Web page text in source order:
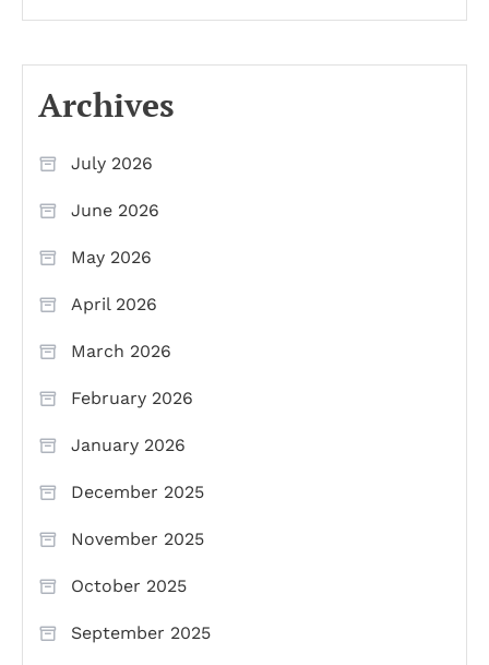
Archives
July 2026
June 2026
May 2026
April 2026
March 2026
February 2026
January 2026
December 2025
November 2025
October 2025
September 2025